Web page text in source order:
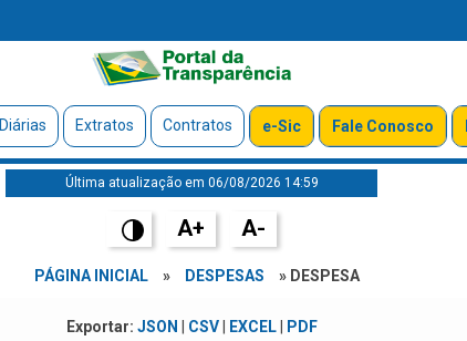
Diárias Extratos Contratos e-Sic Fale Conosco
Última atualização em 06/08/2026 14:59
A+ A-
PÁGINA INICIAL » DESPESAS » DESPESA
Exportar: JSON CSV| EXCEL| PDF